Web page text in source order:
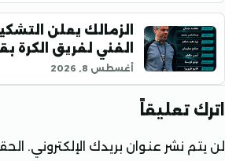
الزمالك يعلن التشكيل
الفني لفريق الكرة
أغسطس 8, 2026
تعليقاً
نشر عنوان بريدك الإلكتروني. الحقول